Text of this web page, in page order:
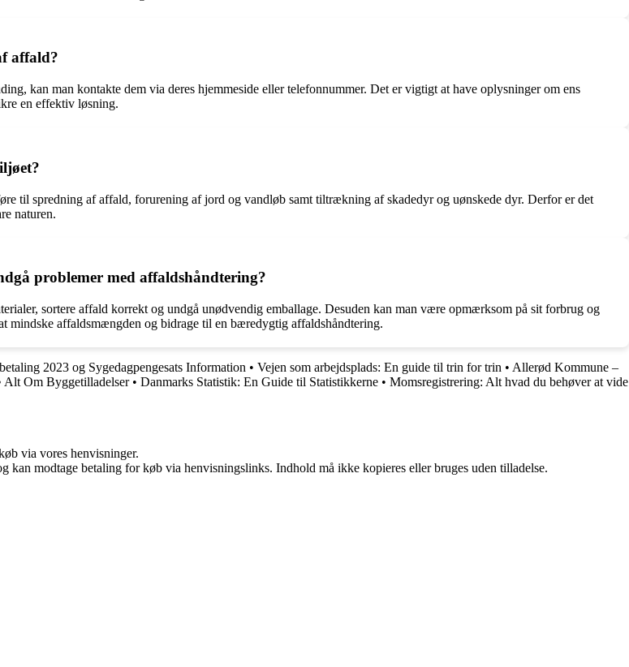
affald?
kan man kontakte dem via deres hjemmeside eller telefonnummer. Det er vigtigt at have oplysninger om ens
en effektiv løsning.
til spredning af affald, forurening af jord og vandløb samt tiltrækning af skadedyr og uønskede dyr. Derfor er det
naturen.
problemer med affaldshåndtering?
sortere affald korrekt og undgå unødvendig emballage. Desuden kan man være opmærksom på sit forbrug og
mindske affaldsmængden og bidrage til en bæredygtig affaldshåndtering.
2023 og Sygedagpengesats Information • Vejen som arbejdsplads: En guide til trin for trin • Allerød Kommune –
Alt Om Byggetilladelser• Danmarks Statistik: En Guide til Statistikkerne • Momsregistrering: Alt hvad du behøver at vide
via vores henvisninger.
modtage betaling for køb via henvisningslinks. Indhold må ikke kopieres eller bruges uden tilladelse.